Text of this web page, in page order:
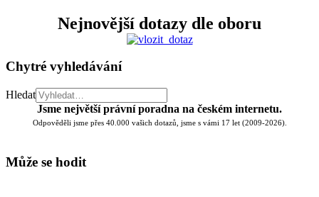
Nejnovější dotazy dle oboru
Chytré vyhledávání
Hledat
Jsme největší právní poradna na českém internetu.
Odpověděli jsme přes 40.000 vašich dotazů, jsme s vámi 17 let (2009-2026).
Může se hodit